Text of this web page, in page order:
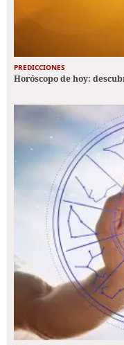
PREDICCIONES
Horóscopo de hoy: